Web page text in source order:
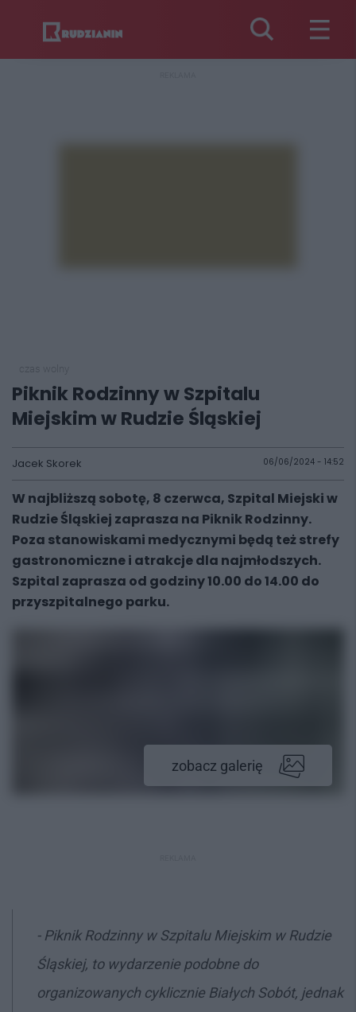
Piknik Rodzinny w Szpitalu
Miejskim w Rudzie Śląskiej
Jacek Skorek 06/06/2024 - 14:52
W najbliższą sobotę, 8 czerwca, Szpital Miejski w
Rudzie Śląskiej zaprasza na Piknik Rodzinny.
Poza stanowiskami medycznymi będą też strefy
gastronomiczne i atrakcje dla najmłodszych.
Szpital zaprasza od godziny 10.00 do 14.00 do
przyszpitalnego parku.
zobacz galerię
- Piknik Rodzinny w Szpitalu Miejskim w Rudzie
Śląskiej, to wydarzenie podobne do
organizowanych cyklicznie Białych Sobót, jednak